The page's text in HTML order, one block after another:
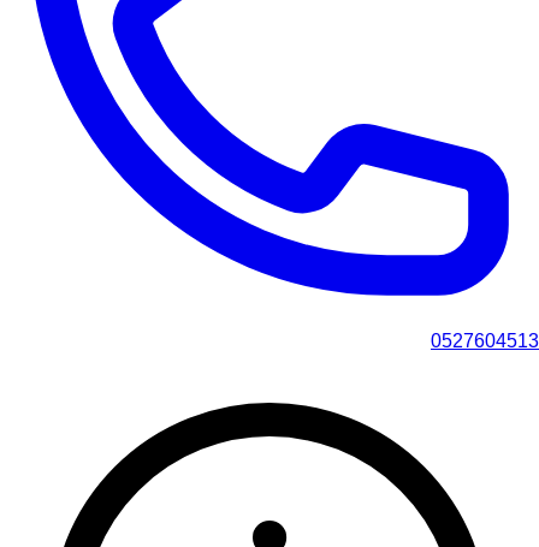
0527604513